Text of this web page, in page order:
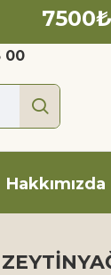
00
Hakkımızda